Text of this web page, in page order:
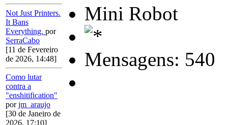
Not Just Printers.
It Bans
Everything. por
SerraCabo
[11 de Fevereiro
de 2026, 14:48]
Como lutar
contra a
"enshitification"
porjm_araujo
[30 de Janeiro de
2026, 17:10]
Mini Robot
Mensagens: 540